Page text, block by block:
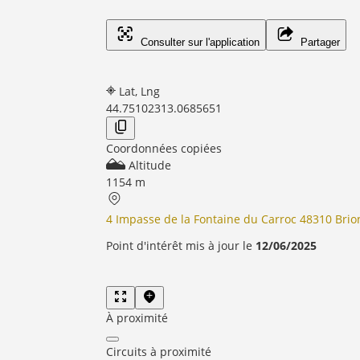
Consulter sur l'application Partager
Lat, Lng
44.75102313.0685651
Coordonnées copiées
Altitude
1154 m
4 Impasse de la Fontaine du Carroc 48310
Point d'intérêt mis à jour le 12/06/2025
À proximité
Circuits à proximité